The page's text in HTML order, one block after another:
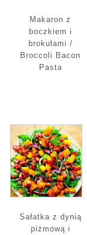
Makaron z
boczkiem i
brokułami /
Broccoli Bacon
Pasta
Sałatka z dynią
piżmową i